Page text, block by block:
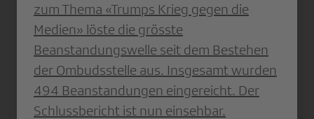
zum Thema «Trumps Krieg gegen die
Medien» löste die grösste
Beanstandungswelle seit dem Bestehen
der Ombudsstelle aus. Insgesamt wurden
494 Beanstandungen eingereicht. Der
Schlussbericht ist nun einsehbar.